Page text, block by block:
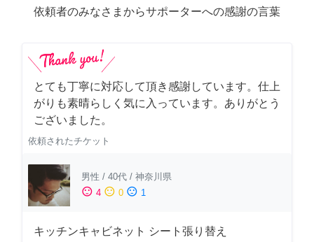
依頼者のみなさまからサポーターへの感謝の言葉
とても丁寧に対応して頂き感謝しています。仕上
がりも素晴らしく気に入っています。ありがとう
ございました。
依頼されたチケット
男性 / 40代 / 神奈川県
sentiment_satisfied 4 sentiment_neutral 0 sentiment_dissatisfied 1
キッチンキャビネット シート張り替え